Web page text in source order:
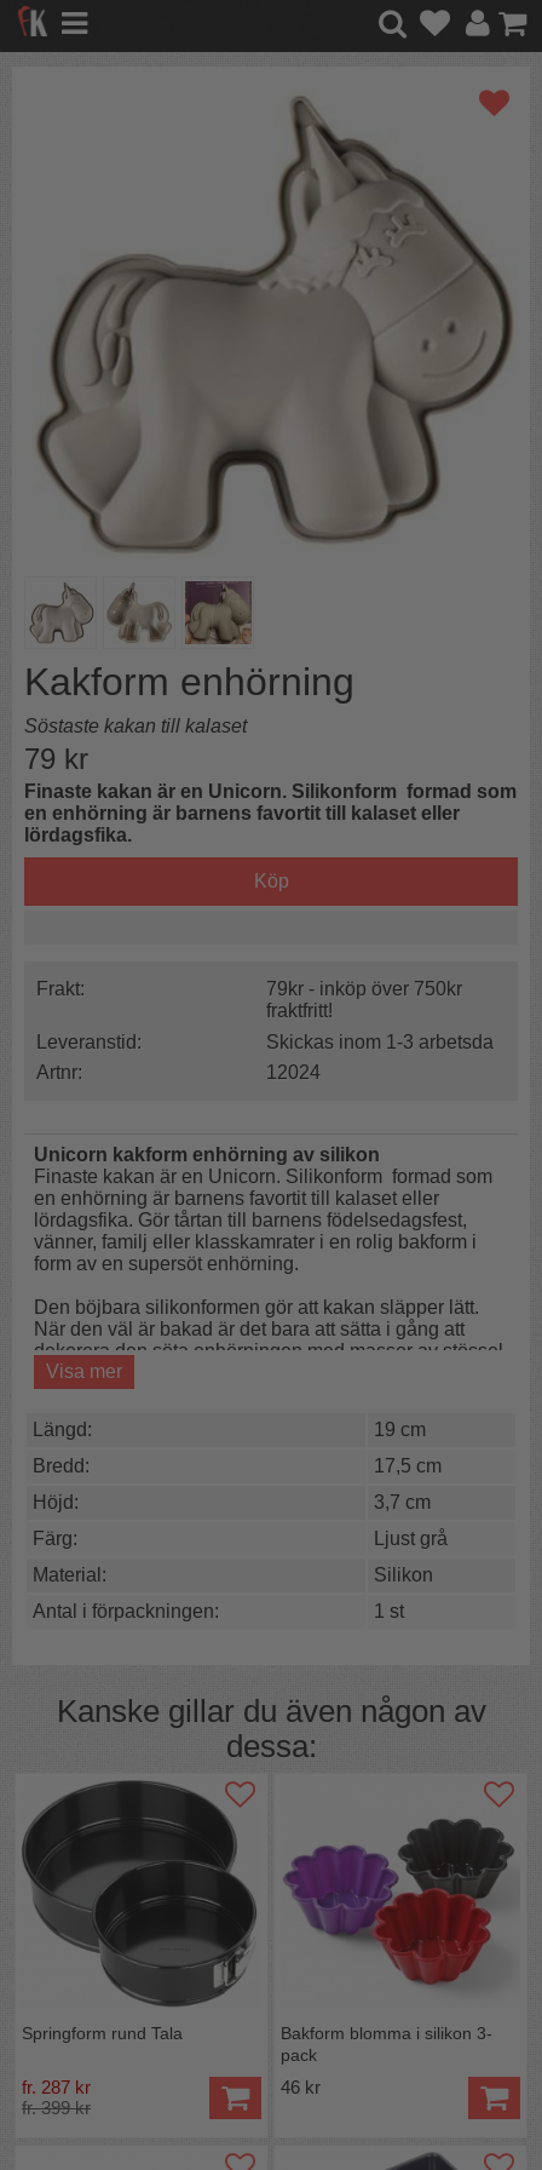
Kakform enhörning
Söstaste kakan till kalaset
79 kr
Finaste kakan är en Unicorn. Silikonform formad som
en enhörning är barnens favortit till kalaset eller
lördagsfika.
Köp
Frakt:
79kr - inköp över 750kr
fraktfritt!
Leveranstid:
Skickas inom 1-3 arbetsda
Artnr:
12024
Unicorn kakform enhörning av silikon
Finaste kakan är en Unicorn. Silikonform formad som
en enhörning är barnens favortit till kalaset eller
lördagsfika. Gör tårtan till barnens födelsedagsfest,
vänner, familj eller klasskamrater i en rolig bakform i
form av en supersöt enhörning.
Den böjbara silikonformen gör att kakan släpper lätt.
När den väl är bakad är det bara att sätta i gång att
dekorera den söta enhörningen med massor av stössel
och glitter. Barnen älskar att hjälpa till!
Bredd:
Höjd:3,7 cm
Visa mer
Längd:
19 cm
Bredd:
17,5 cm
Höjd:
3,7 cm
Färg:
Ljust grå
Material:
Silikon
Antal i förpackningen:
1 st
Kanske gillar du även någon av
dessa:
Springform rund Tala
fr. 287 kr
fr. 399 kr
Bakform blomma i silikon 3-
pack
46 kr